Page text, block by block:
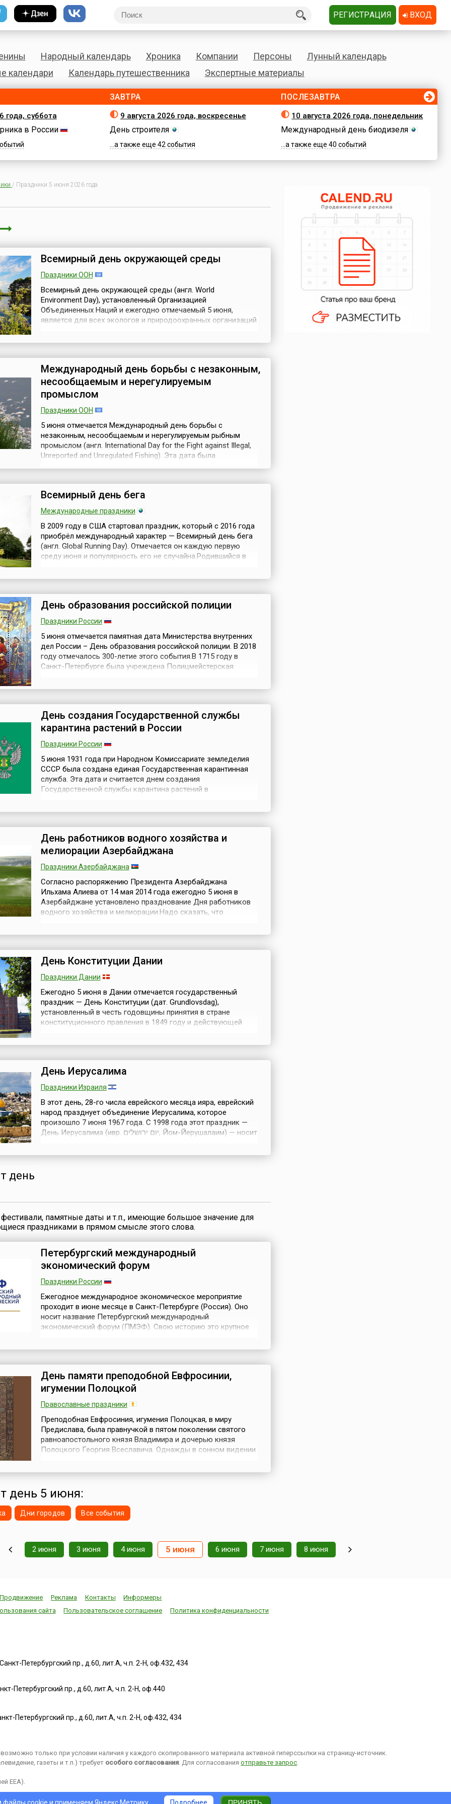
Народный календарь Хроника Компании Персоны
Лунный календарь
календари
Календарь путешественника Экспертные материалы
года, суббота
в России
ЗАВТРА
9 августа 2026 года, воскресенье
День строителя
...а также еще 42 события
ПОСЛЕЗАВТРА
10 августа 2026 года, понедельник
Международный день биодизеля
...а также еще 40 событий
/ Праздники 5 июня 2026 года
Всемирный день окружающей среды
Праздники ООН
Всемирный день окружающей среды (англ. World
Environment Day), установленный Организацией
Объединенных Наций и ежегодно отмечаемый 5 июня,
является для всех экологов и природоохранных организаций
действия, направленные на охрану окружающей с...
Международный день борьбы с незаконным,
несообщаемым и нерегулируемым
промыслом
Праздники ООН
5 июня отмечается Международный день борьбы с
незаконным, несообщаемым и нерегулируемым рыбным
промыслом (англ. International Day for the Fight against Illegal,
Unreported and Unregulated Fishing). Эта дата была
года, а предшествовала этому целенаправленная работа
ФАО (Продовольственной и сельскохозяйс...
Всемирный день бега
Международные праздники
В 2009 году в США стартовал праздник, который с 2016 года
приобрёл международный характер — Всемирный день бега
(англ. Global Running Day). Отмечается он каждую первую
среду июня и популярность его не случайна.Родившийся в
спортсменов-легкоатлетов. Очень скоро п...
День образования российской полиции
Праздники России
5 июня отмечается памятная дата Министерства внутренних
дел России – День образования российской полиции. В 2018
году отмечалось 300-летие этого события.В 1715 году в
Санкт-Петербурге была учреждена Полицмейстерская
что (25 мая) 5 ию...
День создания Государственной службы
карантина растений в России
Праздники России
5 июня 1931 года при Народном Комиссариате земледелия
СССР была создана единая Государственная карантинная
служба. Эта дата и считается днем создания
Государственной службы карантина растений в
государств карантинных и других особо опасных вред...
День работников водного хозяйства и
мелиорации Азербайджана
Праздники Азербайджана
Согласно распоряжению Президента Азербайджана
Ильхама Алиева от 14 мая 2014 года ежегодно 5 июня в
Азербайджане установлено празднование Дня работников
водного хозяйства и мелиорации.Надо сказать, что
2007 года. Но согласно новому распоряж...
День Конституции Дании
Праздники Дании
Ежегодно 5 июня в Дании отмечается государственный
праздник — День Конституции (дат. Grundlovsdag),
установленный в честь годовщины принятия в стране
конституционного правления в 1849 году и действующей
ввести конституционное правление и 5 ...
День Иерусалима
Праздники Израиля
В этот день, 28-го числа еврейского месяца ияра, еврейский
народ празднует объединение Иерусалима, которое
произошло 7 июня 1967 года. С 1998 года этот праздник —
День Иерусалима (ивр. יום ירושלים‎, Йом-Йерушалаим) — носит
день
памятные даты и т.п., имеющие большое значение для
праздниками в прямом смысле этого слова.
Петербургский международный
экономический форум
Праздники России
Ежегодное международное экономическое мероприятие
проходит в июне месяце в Санкт-Петербурге (Россия). Оно
носит название Петербургский международный
экономический форум (ПМЭФ). Свою историю это крупное
экономической сферы, преодоление ...
День памяти преподобной Евфросинии,
игумении Полоцкой
Православные праздники
Преподобная Евфросиния, игумения Полоцкая, в миру
Предислава, была правнучкой в пятом поколении святого
равноапостольного князя Владимира и дочерью князя
Полоцкого Георгия Всеславича. Однажды в сонном видении
С тем же наставлением Ангел ...
день 5 июня:
Дни городов Все события
2 июня 3 июня 4 июня 5 июня 6 июня 7 июня 8 июня
Продвижение Реклама Контакты
Информеры
сайта
Пользовательское соглашение Политика конфиденциальности
Петербургский пр., д.60, лит.А, ч.п. 2-Н, оф.432, 434
Петербургский пр., д.60, лит.А, ч.п. 2-Н, оф.440
Петербургский пр., д.60, лит.А, ч.п. 2-Н, оф.432, 434
только при условии наличия у каждого скопированного материала активной гиперссылки на страницу-источник.
газеты и т.п.) требует особого согласования. Для согласованияотправьте запрос.
EEA).
РЕГИСТРАЦИЯ ВХОД
cookie и применяем Яндекс.Метрику. Подробнее ПРИНЯТЬ